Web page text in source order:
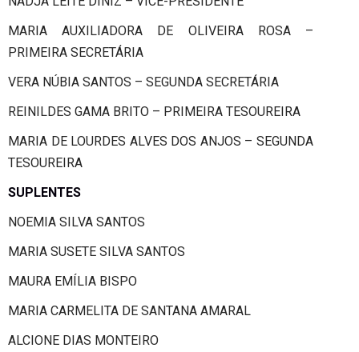
MARIA AUXILIADORA DE OLIVEIRA ROSA –
PRIMEIRA SECRETÁRIA
VERA NÚBIA SANTOS – SEGUNDA SECRETÁRIA
REINILDES GAMA BRITO – PRIMEIRA TESOUREIRA
MARIA DE LOURDES ALVES DOS ANJOS – SEGUNDA
TESOUREIRA
SUPLENTES
NOEMIA SILVA SANTOS
MARIA SUSETE SILVA SANTOS
MAURA EMÍLIA BISPO
MARIA CARMELITA DE SANTANA AMARAL
ALCIONE DIAS MONTEIRO